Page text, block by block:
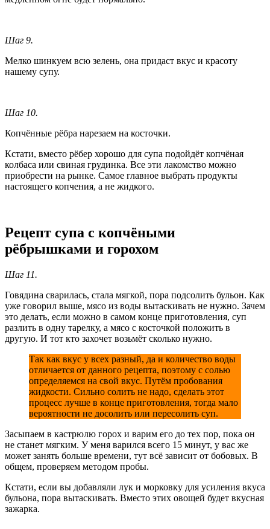
Шаг 9.
Мелко шинкуем всю зелень, она придаст вкус и красоту
нашему супу.
Шаг 10.
Копчённые рёбра нарезаем на косточки.
Кстати, вместо рёбер хорошо для супа подойдёт копчёная
колбаса или свиная грудинка. Все эти лакомство можно
приобрести на рынке. Самое главное выбрать продукты
настоящего копчения, а не жидкого.
Рецепт супа с копчёными
рёбрышками и горохом
Шаг 11.
Говядина сварилась, стала мягкой, пора подсолить бульон. Как
уже говорил выше, мясо из воды вытаскивать не нужно. Зачем
это делать, если можно в самом конце приготовления, суп
разлить в одну тарелку, а мясо с косточкой положить в
другую. И тот кто захочет возьмёт сколько нужно.
Так как вкус у всех разный, да и количество воды
отличается от данного рецепта, поэтому с солью
определяемся на свой вкус. Путём пробования
жидкости. Сильно солить не надо, сделать этот
процесс лучше в конце приготовления, тогда мало
вероятности не досолить или пересолить суп.
Засыпаем в кастрюлю горох и варим его до тех пор, пока он
не станет мягким. У меня варился всего 15 минут, у вас же
может занять больше времени, тут всё зависит от бобовых. В
общем, проверяем методом пробы.
Кстати, если вы добавляли лук и морковку для усиления вкуса
бульона, пора вытаскивать. Вместо этих овощей будет вкусная
зажарка.